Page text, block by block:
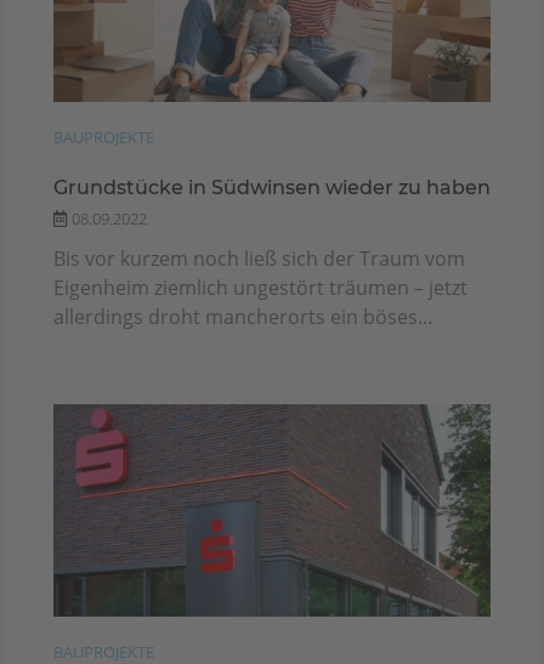
BAUPROJEKTE
Grundstücke in Südwinsen wieder zu haben
08.09.2022
Bis vor kurzem noch ließ sich der Traum vom
Eigenheim ziemlich ungestört träumen – jetzt
allerdings droht mancherorts ein böses...
BAUPROJEKTE